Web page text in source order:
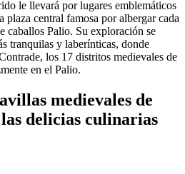
le llevará por lugares emblemáticos
plaza central famosa por albergar cada
caballos Palio. Su exploración se
tranquilas y laberínticas, donde
los 17 distritos medievales de
en el Palio.
medievales de
delicias culinarias